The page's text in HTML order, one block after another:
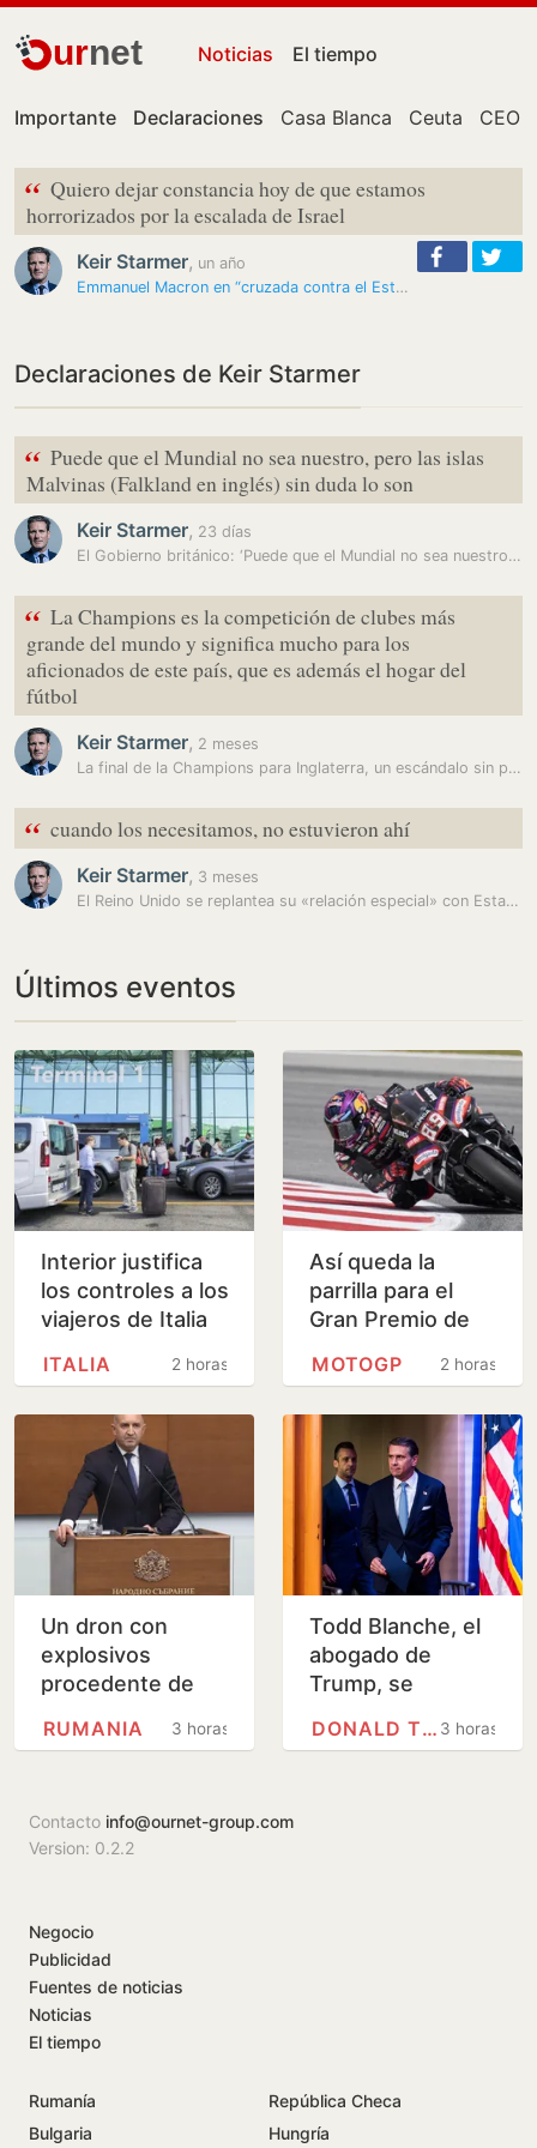
urnet Noticias El tiempo
Importante Declaraciones Casa Blanca Ceuta CEO
“ Quiero dejar constancia hoy de que estamos
horrorizados por la escalada de Israel
Keir Starmer, un año
Emmanuel Macron en “cruzada contra el Estado judío”, según Israel
Declaraciones de Keir Starmer
“ Puede que el Mundial no sea nuestro, pero las islas
Malvinas (Falkland en inglés) sin duda lo son
Keir Starmer, 23 días
El Gobierno británico: ‘Puede que el Mundial no sea nuestro, pero las…
“ La Champions es la competición de clubes más
grande del mundo y significa mucho para los
aficionados de este país, que es además el hogar del
fútbol
Keir Starmer, 2 meses
La final de la Champions para Inglaterra, un escándalo sin precedentes
“ cuando los necesitamos, no estuvieron ahí
Keir Starmer, 3 meses
El Reino Unido se replantea su «relación especial» con Estados Unidos
Últimos eventos
Interior justifica
los controles a los
viajeros de Italia
migratoria en su
2 horas
ITALIA
Así queda la
parrilla para el
Gran Premio de
MotoGP
2 horas
MOTOGP
Un dron con
explosivos
procedente de
estrella cerca de
3 horas
RUMANIA
Todd Blanche, el
abogado de
Trump, se
fiscal general tras
3 horas
DONALD TRUMP
Contacto info@ournet-group.com
Version: 0.2.2
Negocio
Publicidad
Fuentes de noticias
Noticias
El tiempo
Rumanía
República Checa
Bulgaria
Hungría